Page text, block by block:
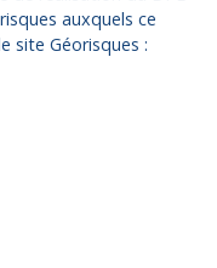
auxquels ce
site Géorisques :